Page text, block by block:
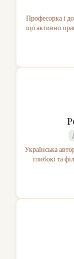
Професорка і
що активно
Українська
глибокі та